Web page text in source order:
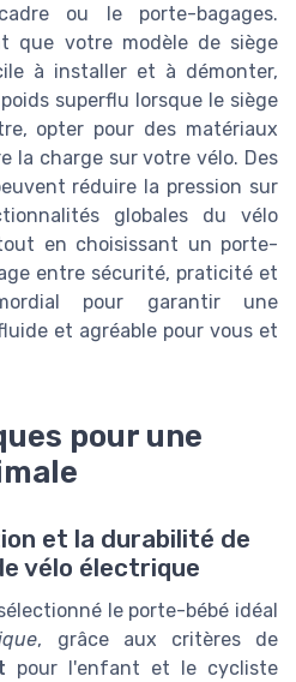
ou le porte-bagages.
que votre modèle de siège
à installer et à démonter,
superflu lorsque le siège
opter pour des matériaux
la charge sur votre vélo. Des
réduire la pression sur
globales du vélo
en choisissant un porte-
entre sécurité, praticité et
pour garantir une
et agréable pour vous et
pour une
et la durabilité de
vélo électrique
le porte-bébé idéal
, grâce aux critères de
pour l'enfant et le cycliste